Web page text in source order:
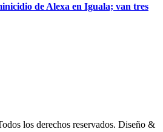
de Alexa en Iguala; van tres
los derechos reservados. Diseño &